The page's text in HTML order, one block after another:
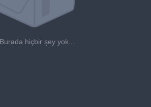
Burada hiçbir şey yok...